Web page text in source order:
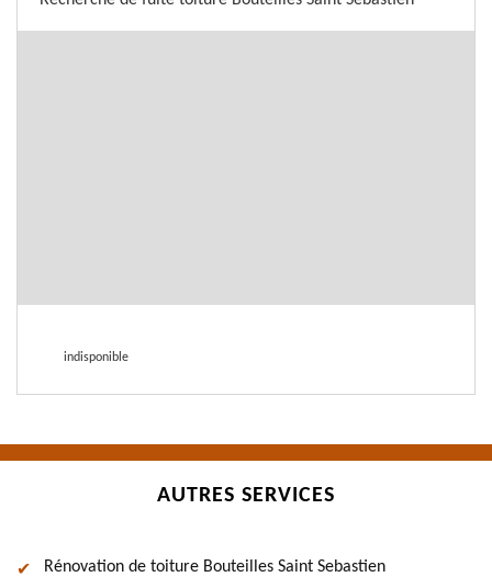
indisponible
AUTRES SERVICES
Rénovation de toiture Bouteilles Saint Sebastien